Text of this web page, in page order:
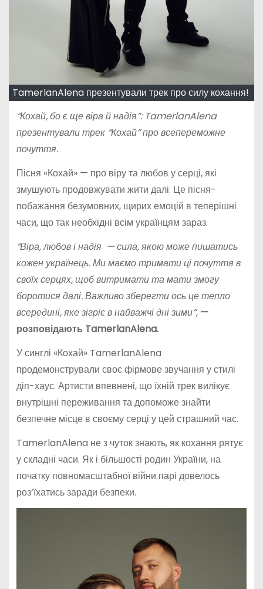
TamerlanAlena презентували трек про силу кохання!
“Кохай, бо є ще віра й надія”: TamerlanAlena
презентували трек “Кохай” про всепереможне
почуття.
Пісня «Кохай» — про віру та любов у серці, які
змушують продовжувати жити далі. Це пісня-
побажання безумовних, щирих емоцій в теперішні
часи, що так необхідні всім українцям зараз.
“Віра, любов і надія — сила, якою може пишатись
кожен українець. Ми маємо тримати ці почуття в
своїх серцях, щоб витримати та мати змогу
боротися далі. Важливо зберегти ось це тепло
всередині, яке зігріє в найважчі дні зими”,—
розповідають TamerlanAlena.
У синглі «Кохай» TamerlanAlena
продемонстрували своє фірмове звучання у стилі
діп-хаус. Артисти впевнені, що їхній трек вилікує
внутрішні переживання та допоможе знайти
безпечне місце в своєму серці у цей страшний час.
TamerlanAlena не з чуток знають, як кохання рятує
у складні часи. Як і більшості родин України, на
початку повномасштабної війни парі довелось
роз‘їхатись заради безпеки.